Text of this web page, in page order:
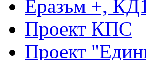
Еразъм +,
Проект КПС
Проект